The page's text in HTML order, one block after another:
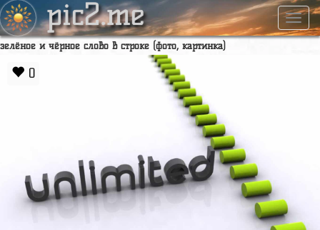
pic2.me
зелёное и чёрное слово в строке (фото, картинка)
0